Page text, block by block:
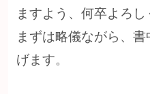
ますよう、何卒よろし
まずは略儀ながら、
げます。